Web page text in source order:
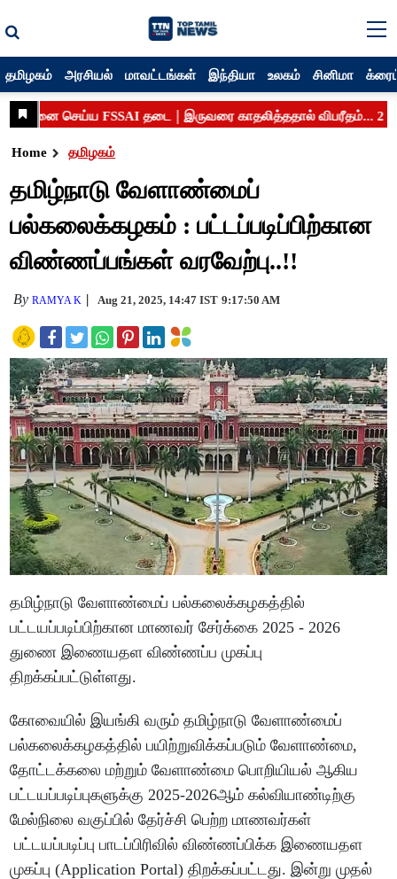
தமிழகம் அரசியல் மாவட்டங்கள் இந்தியா உலகம் சினிமா
Home தமிழகம்
தமிழ்நாடு வேளாண்மைப்
பல்கலைக்கழகம் : பட்டப்படிப்பிற்கான
விண்ணப்பங்கள் வரவேற்பு..!!
ByRAMYA K Aug 21, 2025, 14:47 IST 9:17:50 AM
தமிழ்நாடு வேளாண்மைப் பல்கலைக்கழகத்தில்
பட்டயப்படிப்பிற்கான மாணவர் சேர்க்கை 2025 - 2026
துணை இணையதள விண்ணப்ப முகப்பு
திறக்கப்பட்டுள்ளது.
கோவையில் இயங்கி வரும் தமிழ்நாடு வேளாண்மைப்
பல்கலைக்கழகத்தில் பயிற்றுவிக்கப்படும் வேளாண்மை,
தோட்டக்கலை மற்றும் வேளாண்மை பொறியியல் ஆகிய
பட்டயப்படிப்புகளுக்கு 2025-2026ஆம் கல்வியாண்டிற்கு
மேல்நிலை வகுப்பில் தேர்ச்சி பெற்ற மாணவர்கள்
பட்டயப்படிப்பு பாடப்பிரிவில் விண்ணப்பிக்க இணையதள
முகப்பு (Application Portal) திறக்கப்பட்டது. இன்று முதல்